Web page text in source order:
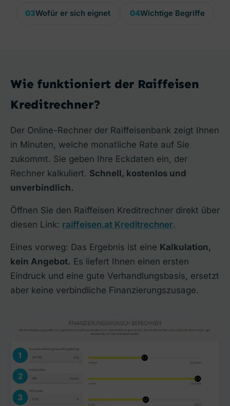
03Wofür er sich eignet 04Wichtige Begriffe
Wie funktioniert der Raiffeisen
Kreditrechner?
Der Online-Rechner der Raiffeisenbank zeigt Ihnen
in Minuten, welche monatliche Rate auf Sie
zukommt. Sie geben Ihre Eckdaten ein, der
Rechner kalkuliert. Schnell, kostenlos und
unverbindlich.
Öffnen Sie den Raiffeisen Kreditrechner direkt über
diesen Link: raiffeisen.at Kreditrechner.
Eines vorweg: Das Ergebnis ist eine Kalkulation,
kein Angebot. Es liefert Ihnen einen ersten
Eindruck und eine gute Verhandlungsbasis, ersetzt
aber keine verbindliche Finanzierungszusage.